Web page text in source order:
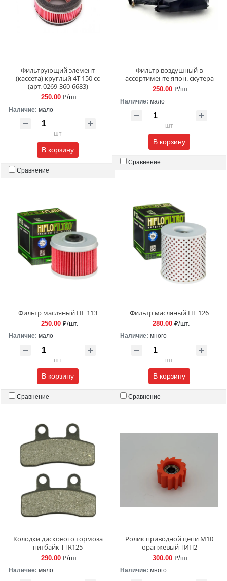
Фильтрующий элемент
(кассета) круглый 4T 150 сс
(арт. 0269-360-6683)
250.00 ₽/шт.
Наличие: мало
шт
В корзину
Сравнение
Фильтр воздушный в
ассортименте япон. скутера
250.00 ₽/шт.
Наличие: мало
шт
В корзину
Сравнение
Фильтр масляный HF 113
250.00 ₽/шт.
Наличие: мало
шт
В корзину
Сравнение
Фильтр масляный HF 126
280.00 ₽/шт.
Наличие: много
шт
В корзину
Сравнение
Колодки дискового тормоза
питбайк TTR125
290.00 ₽/шт.
Наличие: мало
Ролик приводной цепи М10
оранжевый ТИП2
300.00 ₽/шт.
Наличие: много